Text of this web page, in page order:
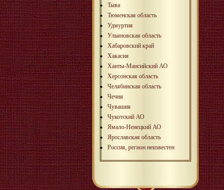
Тыва
Тюменская область
Удмуртия
Ульяновская область
Хабаровский край
Хакасия
Ханты-Мансийский АО
Херсонская область
Челябинская область
Чечня
Чувашия
Чукотский АО
Ямало-Ненецкий АО
Ярославская область
Россия, регион неизвестен